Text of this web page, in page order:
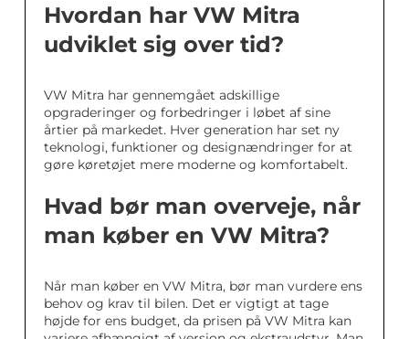
Hvordan har VW Mitra
udviklet sig over tid?
VW Mitra har gennemgået adskillige
opgraderinger og forbedringer i løbet af sine
årtier på markedet. Hver generation har set ny
teknologi, funktioner og designændringer for at
gøre køretøjet mere moderne og komfortabelt.
Hvad bør man overveje, når
man køber en VW Mitra?
Når man køber en VW Mitra, bør man vurdere ens
behov og krav til bilen. Det er vigtigt at tage
højde for ens budget, da prisen på VW Mitra kan